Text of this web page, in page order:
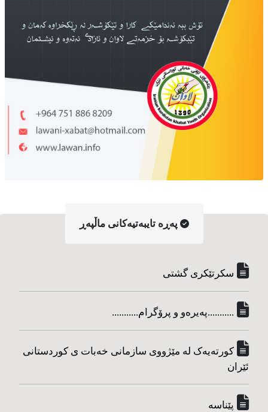
په‌ڕه‌ تایبه‌تیه‌کانی ماڵپه‌ڕ
سکرتێکری گشتی
...........په‌یره‌و و پرۆگرام...........
کورته‌یه‌ک له مێژووی سازمانی خه‌بات ی کوردستانی
ئێران
پێناسه‌